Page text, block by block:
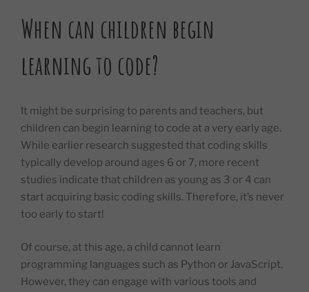
When can children begin
learning to code?
It might be surprising to parents and teachers, but
children can begin learning to code at a very early age.
While earlier research suggested that coding skills
typically develop around ages 6 or 7, more recent
studies indicate that children as young as 3 or 4 can
start acquiring basic coding skills. Therefore, it’s never
too early to start!
Of course, at this age, a child cannot learn
programming languages such as Python or JavaScript.
However, they can engage with various tools and